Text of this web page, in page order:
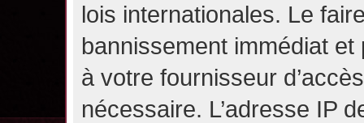
lois internationales. Le
bannissement immédiat
à votre fournisseur
nécessaire. L’adresse IP